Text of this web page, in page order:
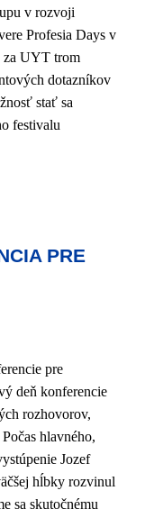
v rozvoji
Profesia Days v
za UYT trom
dotazníkov
stať sa
festivalu
PRE
pre
deň konferencie
rozhovorov,
hlavného,
Jozef
hĺbky rozvinul
sa skutočnému